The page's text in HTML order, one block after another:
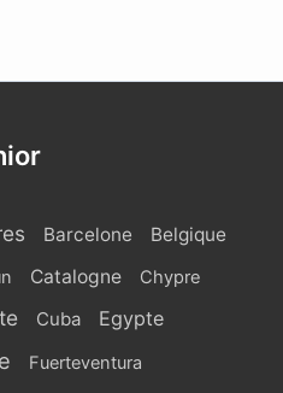
Barcelone Belgique
Catalogne
Chypre
Cuba Egypte
Fuerteventura